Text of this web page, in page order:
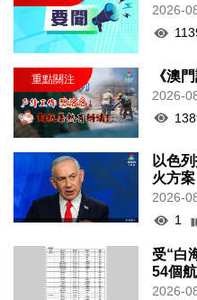
2026-
《澳
2026-
以色
火方案
2026-
1
受“白
54個
2026-